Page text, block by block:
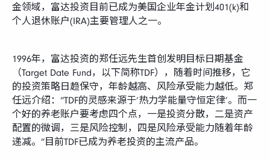
金领域，富达投资目前已成为美国企业年金计划401(k)和
个人退休账户(IRA)主要管理人之一。
1996年，富达投资的郑任远先生首创发明目标日期基金
（Target Date Fund，以下简称TDF），随着时间推移，它
的投资策略日趋保守，年龄越高、风险承受能力越低。郑
任远介绍：“TDF的灵感来源于‘热力学能量守恒定律’。而一
个好的养老账户要考虑四个点，一是投资分散，二是资产
配置的微调，三是风险控制，四是风险承受能力随着年龄
递减。”目前TDF已成为养老投资的主流产品。